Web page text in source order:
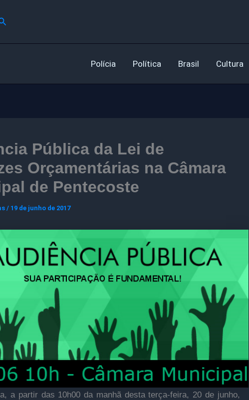
Polícia Política Brasil Cultura
Pública da Lei de
Orçamentárias na Câmara
de Pentecoste
/ 19 de junho de 2017
a partir das 10h00 da manhã desta terça-feira, 20 de junho,